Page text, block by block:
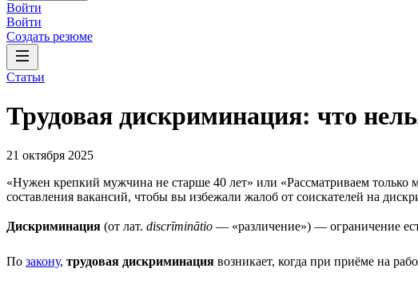
Войти
Войти
Создать резюме
Статьи
Трудовая дискриминация: что
21 октября 2025
«Нужен крепкий мужчина не старше 40 лет» или «Рассматриваем
составления вакансий, чтобы вы избежали жалоб от соискателей на
Дискриминация (от лат. discrīminātio — «различение») — ограничение
По закону, трудовая дискриминация возникает, когда при приёме на